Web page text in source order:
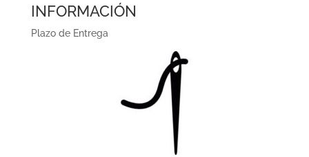
INFORMACIÓN
Plazo de Entrega